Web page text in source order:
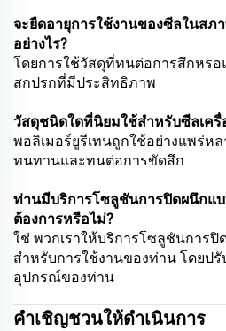
จะยืดอายุการใช้งานของซีลในสภ
อย่างไร?
โดยการใช้วัสดุที่ทนต่อการสึกหร
สกปรกที่มีประสิทธิภาพ
วัสดุชนิดใดที่นิยมใช้สำหรับซีลเครื่
พอลิเมอร์ยูรีเทนถูกใช้อย่างแพร่ห
ทนทานและทนต่อการขัดสึก
ท่านมีบริการโซลูชันการปิดผนึกแ
ต้องการหรือไม่?
ใช่ พวกเราให้บริการโซลูชันการ
สำหรับการใช้งานของท่าน โดยป
อุปกรณ์ของท่าน
คำเชิญชวนให้ดำเนินการ